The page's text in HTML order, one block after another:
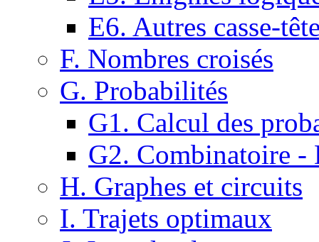
E6. Autres casse-
F. Nombres croisés
G. Probabilités
G1. Calcul des
G2. Combinatoire -
H. Graphes et circuits
I. Trajets optimaux